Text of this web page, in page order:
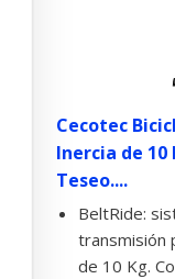
Cecotec
Inercia de 10
Teseo....
BeltRide:
transmisión
de 10 Kg.